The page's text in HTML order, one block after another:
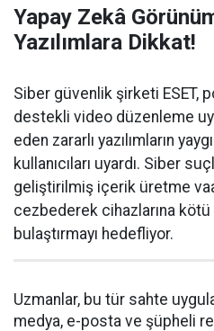
Yapay Zekâ
Yazılımlara Dikkat!
Siber güvenlik şirketi ESET,
destekli video düzenleme
eden zararlı yazılımların
kullanıcıları uyardı. Siber
geliştirilmiş içerik üretme
cezbederek cihazlarına kötü
bulaştırmayı hedefliyor.
Uzmanlar, bu tür sahte
medya, e-posta ve şüpheli